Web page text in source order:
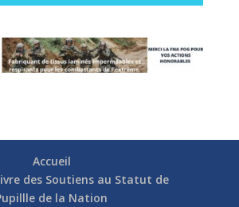
Accueil
des Soutiens au Statut de
de la Nation